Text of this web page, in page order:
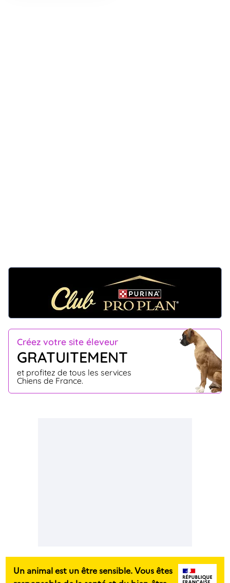
Créez votre site éleveur
GRATUITEMENT
et profitez de tous les services
Chiens de France.
Un animal est un être sensible. Vous êtes